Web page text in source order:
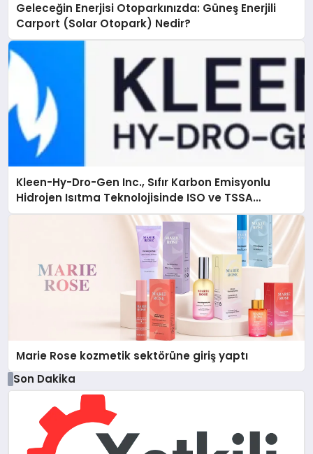
Geleceğin Enerjisi Otoparkınızda: Güneş Enerjili
Carport (Solar Otopark) Nedir?
Kleen-Hy-Dro-Gen Inc., Sıfır Karbon Emisyonlu
Hidrojen Isıtma Teknolojisinde ISO ve TSSA
Düzenleyici Onaylarını Aldı
Marie Rose kozmetik sektörüne giriş yaptı
Son Dakika